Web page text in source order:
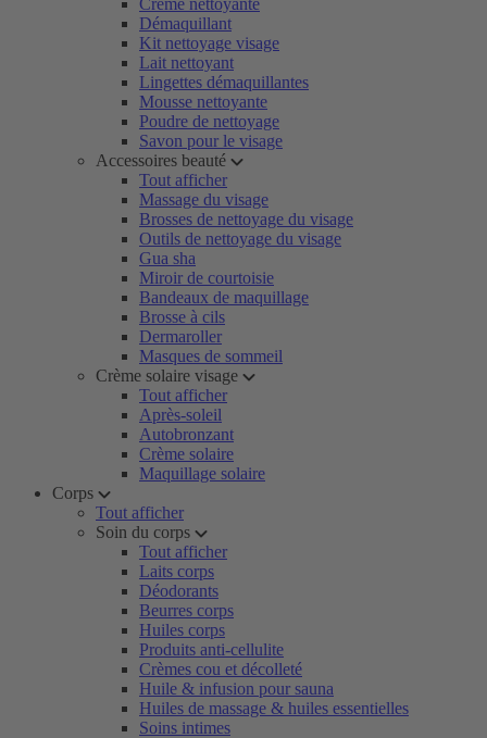
Crème nettoyante
Démaquillant
Kit nettoyage visage
Lait nettoyant
Lingettes démaquillantes
Mousse nettoyante
Poudre de nettoyage
Savon pour le visage
Accessoires beauté
Tout afficher
Massage du visage
Brosses de nettoyage du visage
Outils de nettoyage du visage
Gua sha
Miroir de courtoisie
Bandeaux de maquillage
Brosse à cils
Dermaroller
Masques de sommeil
Crème solaire visage
Tout afficher
Après-soleil
Autobronzant
Crème solaire
Maquillage solaire
Corps
Tout afficher
Soin du corps
Tout afficher
Laits corps
Déodorants
Beurres corps
Huiles corps
Produits anti-cellulite
Crèmes cou et décolleté
Huile & infusion pour sauna
Huiles de massage & huiles essentielles
Soins intimes